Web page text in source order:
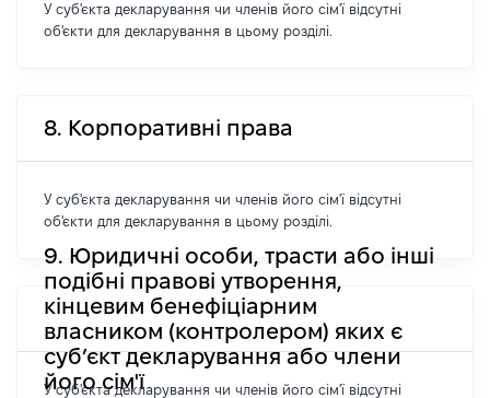
У суб'єкта декларування чи членів його сім'ї відсутні
об'єкти для декларування в цьому розділі.
8. Корпоративні права
У суб'єкта декларування чи членів його сім'ї відсутні
об'єкти для декларування в цьому розділі.
9. Юридичні особи, трасти або інші
подібні правові утворення,
кінцевим бенефіціарним
власником (контролером) яких є
суб’єкт декларування або члени
його сім'ї
У суб'єкта декларування чи членів його сім'ї відсутні